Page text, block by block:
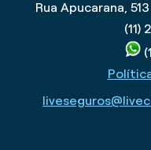
Rua Apucarana,
(11)